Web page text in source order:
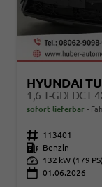
HYUNDAI
1,6 T-GDI DCT
sofort lieferbar
Fahrzeugnr. 113401
Kraftstoff
Benzin
Leistung
132 kW (179 PS)
01.06.2026